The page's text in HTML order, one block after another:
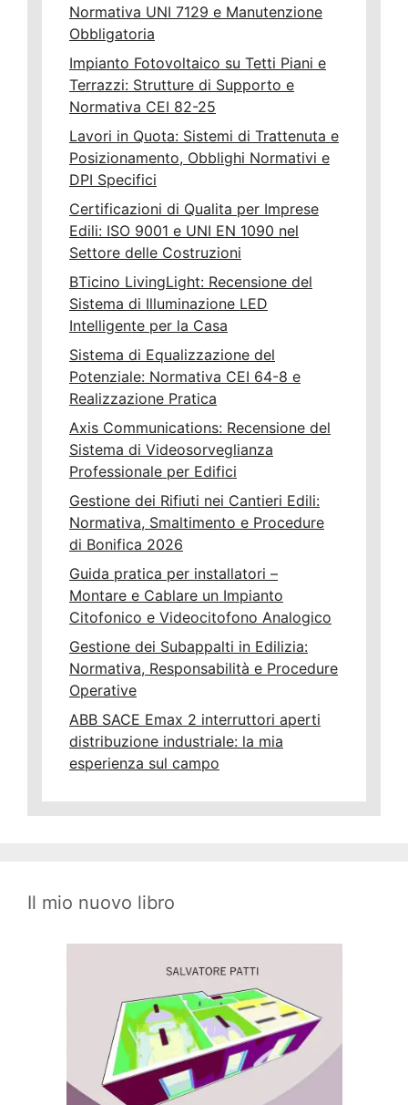
Normativa UNI 7129 e Manutenzione
Obbligatoria
Impianto Fotovoltaico su Tetti Piani e
Terrazzi: Strutture di Supporto e
Normativa CEI 82-25
Lavori in Quota: Sistemi di Trattenuta e
Posizionamento, Obblighi Normativi e
DPI Specifici
Certificazioni di Qualita per Imprese
Edili: ISO 9001 e UNI EN 1090 nel
Settore delle Costruzioni
BTicino LivingLight: Recensione del
Sistema di Illuminazione LED
Intelligente per la Casa
Sistema di Equalizzazione del
Potenziale: Normativa CEI 64-8 e
Realizzazione Pratica
Axis Communications: Recensione del
Sistema di Videosorveglianza
Professionale per Edifici
Gestione dei Rifiuti nei Cantieri Edili:
Normativa, Smaltimento e Procedure
di Bonifica 2026
Guida pratica per installatori –
Montare e Cablare un Impianto
Citofonico e Videocitofono Analogico
Gestione dei Subappalti in Edilizia:
Normativa, Responsabilità e Procedure
Operative
ABB SACE Emax 2 interruttori aperti
distribuzione industriale: la mia
esperienza sul campo
Il mio nuovo libro